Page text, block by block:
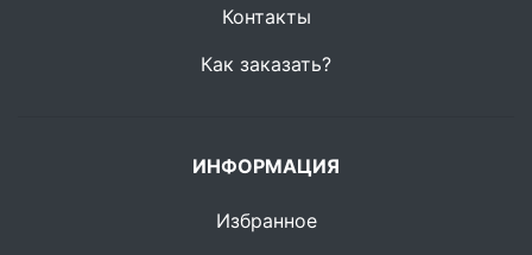
Контакты
Как заказать?
ИНФОРМАЦИЯ
Избранное